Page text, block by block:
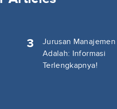
3
Jurusan Manajemen
Adalah: Informasi
Terlengkapnya!